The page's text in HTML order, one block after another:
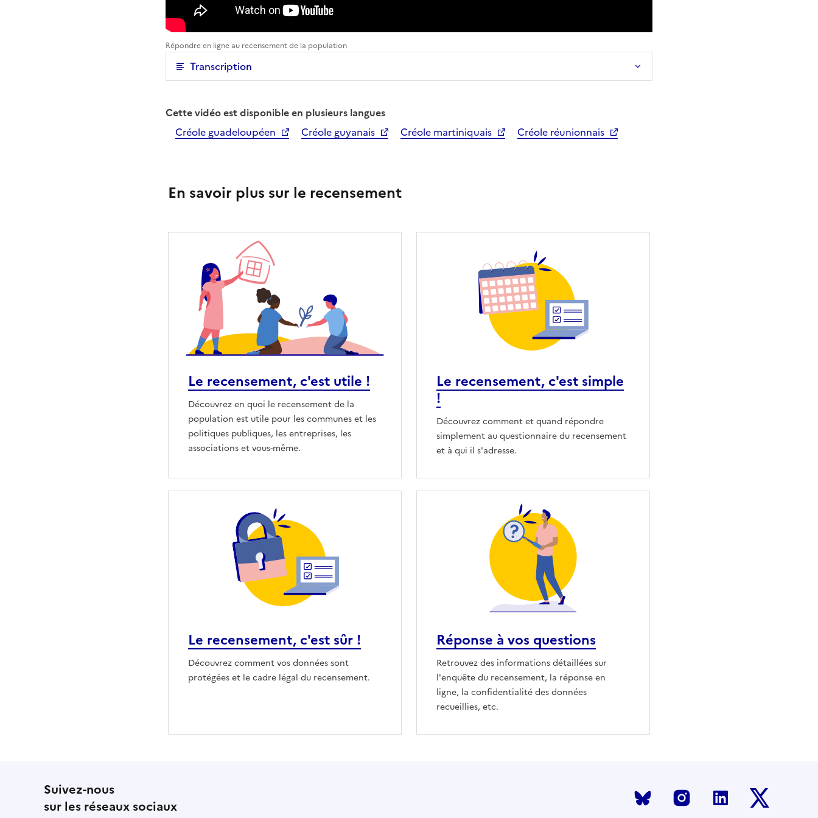
Répondre en ligne au recensement de la population
Transcription
Cette vidéo est disponible en plusieurs langues
Créole guadeloupéen
Créole guyanais Créole martiniquais Créole réunionnais
En savoir plus sur le recensement
Le recensement, c'est utile !
Découvrez en quoi le recensement de la
population est utile pour les communes et les
politiques publiques, les entreprises, les
associations et vous-même.
Le recensement, c'est simple
!
Découvrez comment et quand répondre
simplement au questionnaire du recensement
et à qui il s'adresse.
Le recensement, c'est sûr !
Découvrez comment vos données sont
protégées et le cadre légal du recensement.
Réponse à vos questions
Retrouvez des informations détaillées sur
l'enquête du recensement, la réponse en
ligne, la confidentialité des données
recueillies, etc.
Suivez-nous
sur les réseaux sociaux
Bluesky InstagramLinkedIn